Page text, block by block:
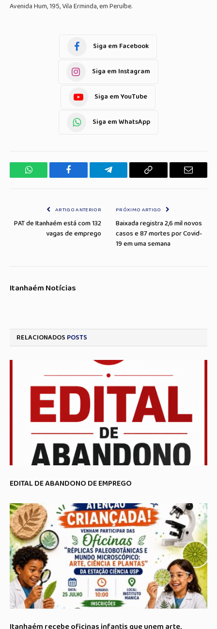
Avenida Hum, 195, Vila Erminda, em Peruíbe.
Siga em Facebook
Siga em Instagram
Siga em YouTube
Siga em WhatsApp
WhatsApp Facebook Telegrama Copiar
E-
ARTIGO ANTERIOR
PAT de Itanhaém está com 132
vagas de emprego
PRÓXIMO ARTIGO
Baixada registra 2,6 mil novos
casos e 87 mortes por Covid-
19 em uma semana
Itanhaém Notícias
RELACIONADOS POSTS
EDITAL DE ABANDONO DE EMPREGO